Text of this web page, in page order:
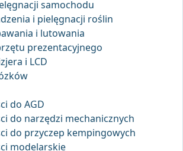
samochodu
i pielęgnacji roślin
i lutowania
prezentacyjnego
i LCD
do AGD
do narzędzi mechanicznych
do przyczep kempingowych
modelarskie